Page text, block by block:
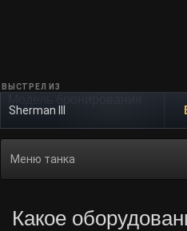
ВЫСТРЕЛ ИЗ
Sherman III
Меню танка
Какое